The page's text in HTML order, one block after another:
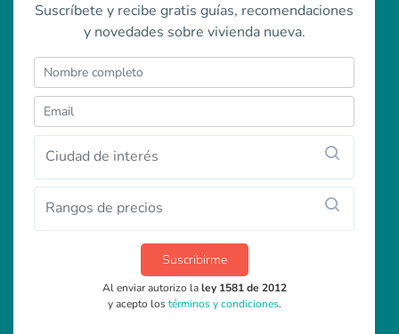
Suscríbete y recibe gratis guías, recomendaciones
y novedades sobre vivienda nueva.
Ciudad de interés
Rangos de precios
Suscribirme
Al enviar autorizo laley 1581 de 2012
y acepto lostérminos y condiciones.